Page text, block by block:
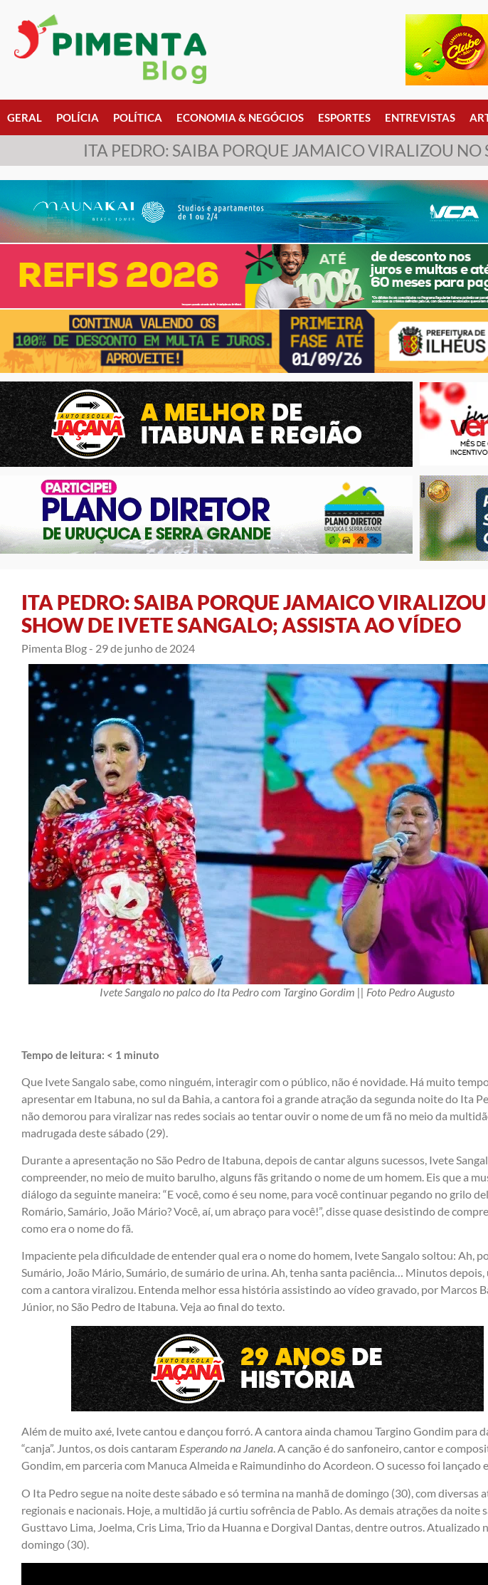
GERAL POLÍCIA POLÍTICA ECONOMIA & NEGÓCIOS ESPORTES ENTREVISTAS
ITA PEDRO: SAIBA PORQUE JAMAICO VIRALIZOU
ITA PEDRO: SAIBA PORQUE JAMAICO
SHOW DE IVETE SANGALO; ASSISTA AO VÍDEO
Pimenta Blog - 29 de junho de 2024
Ivete Sangalo no palco do Ita Pedro com Targino Gordim || Foto Pedro Augusto
Tempo de leitura: < 1 minuto
Que Ivete Sangalo sabe, como ninguém, interagir com o público, não é novidade. Há muito
apresentar em Itabuna, no sul da Bahia, a cantora foi a grande atração da segunda noite do Ita
não demorou para viralizar nas redes sociais ao tentar ouvir o nome de um fã no meio da
madrugada deste sábado (29).
Durante a apresentação no São Pedro de Itabuna, depois de cantar alguns sucessos, Ivete
compreender, no meio de muito barulho, alguns fãs gritando o nome de um homem. Eis que a
diálogo da seguinte maneira: “E você, como é seu nome, para você continuar pegando no grilo
Romário, Samário, João Mário? Você, aí, um abraço para você!”, disse quase desistindo de
como era o nome do fã.
Impaciente pela dificuldade de entender qual era o nome do homem, Ivete Sangalo soltou: Ah,
Sumário, João Mário, Sumário, de sumário de urina. Ah, tenha santa paciência… Minutos depois,
com a cantora viralizou. Entenda melhor essa história assistindo ao vídeo gravado, por Marcos
Júnior, no São Pedro de Itabuna. Veja ao final do texto.
Além de muito axé, Ivete cantou e dançou forró. A cantora ainda chamou Targino Gondim para
“canja”. Juntos, os dois cantaram Esperando na Janela. A canção é do sanfoneiro, cantor e
Gondim, em parceria com Manuca Almeida e Raimundinho do Acordeon. O sucesso foi lançado
O Ita Pedro segue na noite deste sábado e só termina na manhã de domingo (30), com diversas
regionais e nacionais. Hoje, a multidão já curtiu sofrência de Pablo. As demais atrações da noite
Gusttavo Lima, Joelma, Cris Lima, Trio da Huanna e Dorgival Dantas, dentre outros. Atualizado
domingo (30).